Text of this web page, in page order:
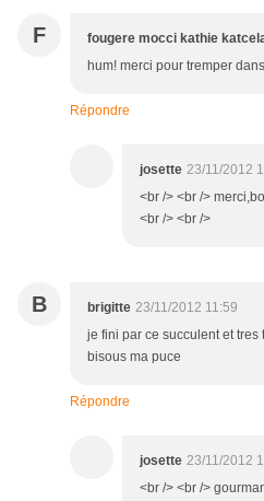
F fougere mocci kathie
hum! merci pour tremper
Répondre
josette 23/11/2012
<br /> <br />
<br /> <br />
B brigitte 23/11/2012 11:59
je fini par ce succulent et
bisous ma puce
Répondre
josette 23/11/2012
<br /> <br />